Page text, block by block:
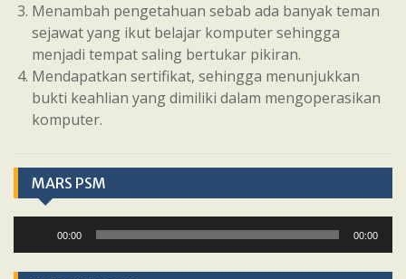
Menambah pengetahuan sebab ada banyak teman
sejawat yang ikut belajar komputer sehingga
menjadi tempat saling bertukar pikiran.
Mendapatkan sertifikat, sehingga menunjukkan
bukti keahlian yang dimiliki dalam mengoperasikan
komputer.
MARS PSM
00:00 00:00